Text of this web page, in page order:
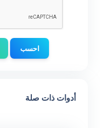
احسب
أدوات ذات صلة